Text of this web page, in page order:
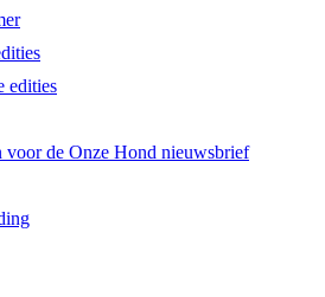
edities
voor de Onze Hond nieuwsbrief